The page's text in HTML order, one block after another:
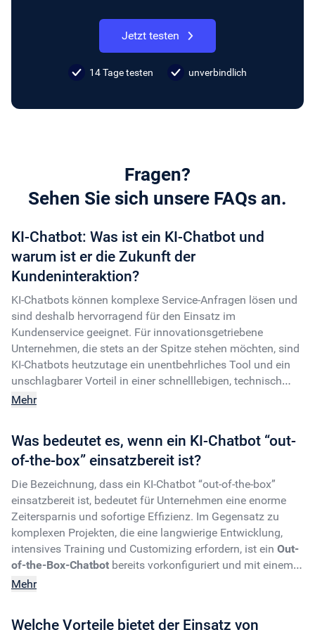
Jetzt testen
14 Tage testen unverbindlich
Fragen?
Sehen Sie sich unsere FAQs an.
KI-Chatbot: Was ist ein KI-Chatbot und
warum ist er die Zukunft der
Kundeninteraktion?
KI-Chatbots können komplexe Service-Anfragen lösen und
sind deshalb hervorragend für den Einsatz im
Kundenservice geeignet. Für innovationsgetriebene
Unternehmen, die stets an der Spitze stehen möchten, sind
KI-Chatbots heutzutage ein unentbehrliches Tool und ein
unschlagbarer Vorteil in einer schnelllebigen, technisch
geprägten Welt. Ein KI-Chatbot ist ein modernes und
menschenähnliche Konversationen zu führen, was ihn zum
idealen digitalen Mitarbeiter macht. Der
Chatbot
versteht und interpretiert die natürliche Sprache
Ihrer Kund:innen. Durch maschinelles Lernen passt sich der
OMQ Chatbot dauerhaft an die Bedürfnisse Ihrer
Kund:innen an und lernt kontinuierlich aus jeder Interaktion
dazu. Entdecken Sie dieZukunft der Kundeninteraktion
und integrieren Sie einenKI-Chatbotin Ihr Unternehmen!
ist sofort einsatzbereit und
revolutioniert Ihren Kundenservice. Mit einer
eine schnelle, professionelle und effiziente
Mehr
Was bedeutet es, wenn ein KI-Chatbot “out-
of-the-box” einsatzbereit ist?
Die Bezeichnung, dass ein KI-Chatbot “out-of-the-box”
einsatzbereit ist, bedeutet für Unternehmen eine enorme
Zeitersparnis und sofortige Effizienz. Im Gegensatz zu
komplexen Projekten, die eine langwierige Entwicklung,
intensives Training und Customizing erfordern, ist ein Out-
of-the-Box-Chatbot bereits vorkonfiguriert und mit einem
Basiswissen ausgestattet. Das bedeutet, dass Sie den
Mehr
Welche Vorteile bietet der Einsatz von